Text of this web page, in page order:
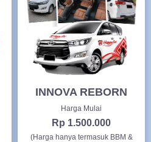
INNOVA REBORN
Harga Mulai
Rp 1.500.000
(Harga hanya termasuk BBM &